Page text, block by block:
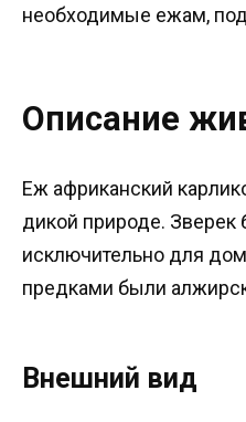
необходимые ежам,
Описание
Еж африканский
дикой природе.
исключительно для
предками были
Внешний вид